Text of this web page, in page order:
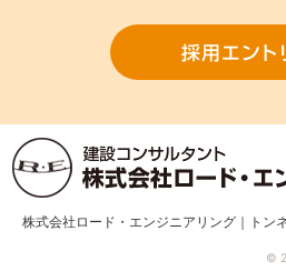
©
株式会社ロード・エンジニアリング｜トン